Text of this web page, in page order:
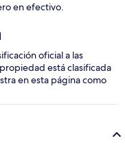
en efectivo.
oficial a las
está clasificada
en esta página como